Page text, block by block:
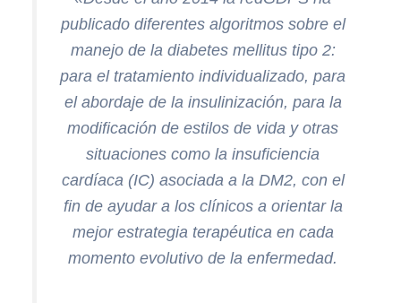
publicado diferentes algoritmos sobre el
manejo de la diabetes mellitus tipo 2:
para el tratamiento individualizado, para
el abordaje de la insulinización, para la
modificación de estilos de vida y otras
situaciones como la insuficiencia
cardíaca (IC) asociada a la DM2, con el
fin de ayudar a los clínicos a orientar la
mejor estrategia terapéutica en cada
momento evolutivo de la enfermedad.